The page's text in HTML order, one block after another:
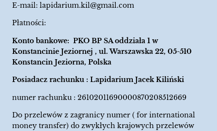
E-mail: lapidarium.kil@gmail.com
Płatności:
Konto bankowe: PKO BP SA oddziała 1 w
Konstancinie Jeziornej , ul. Warszawska 22, 05-510
Konstancin Jeziorna, Polska
Posiadacz rachunku : Lapidarium Jacek Kiliński
numer rachunku : 26102011690000870208512669
Do przelewów z zagranicy numer ( for international
money transfer) do zwykłych krajowych przelewów